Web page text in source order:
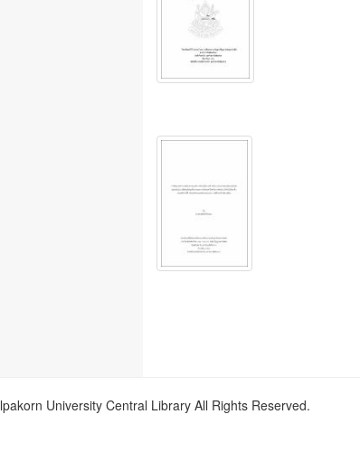
University Central Library All Rights Reserved.